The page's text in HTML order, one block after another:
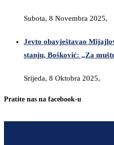
Subota, 8 Novembra 2025,
Jevto obavještavao
stanju, Bošković: „Za
Srijeda, 8 Oktobra 2025,
Pratite nas na facebook-u